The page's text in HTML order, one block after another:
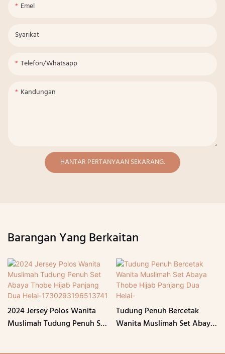
Emel
Syarikat
Telefon/whatsapp
Kandungan
HANTAR PERTANYAAN SEKARANG.
Barangan Yang Berkaitan
2024 Jersey Polos Wanita
Muslimah Tudung Penuh Set
Tudung Penuh Bercetak
Wanita Muslimah Set Abaya